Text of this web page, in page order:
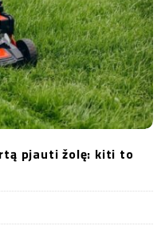
pjauti žolę: kiti to